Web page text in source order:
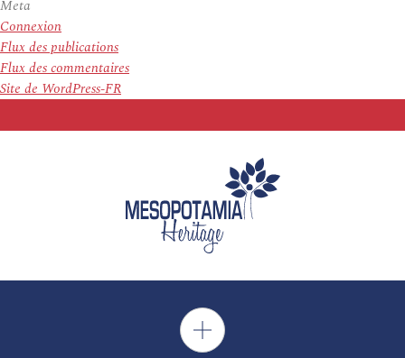
Meta
Connexion
Flux des publications
Flux des commentaires
Site de WordPress-FR